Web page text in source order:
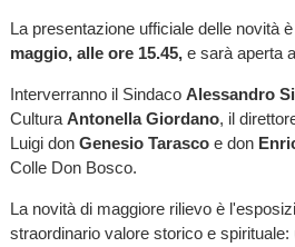
La presentazione ufficiale delle novità
maggio, alle ore 15.45,e sarà aperta
Interverranno il Sindaco Alessandro
Cultura Antonella Giordano, il
Luigi don Genesio Tarascoe don
Colle Don Bosco.
La novità di maggiore rilievo è
straordinario valore storico e spirituale: